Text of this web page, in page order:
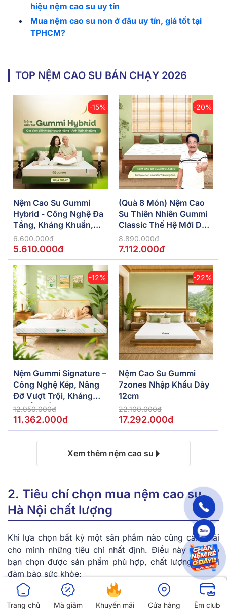
hiệu nệm cao su uy tín
Mua nệm cao su non ở đâu uy tín, giá tốt tại
TPHCM?
TOP NỆM CAO SU BÁN CHẠY 2026
-15%
Nệm Cao Su Gummi
Hybrid - Công Nghệ Đa
Tầng, Kháng Khuẩn,
Siêu Thoáng Mát
6.600.000đ
5.610.000đ
-20%
(Quà 8 Món) Nệm Cao
Su Thiên Nhiên Gummi
Classic Thế Hệ Mới Dày
5/10/15cm
8.890.000đ
7.112.000đ
-12%
Nệm Gummi Signature –
Công Nghệ Kép, Nâng
Đỡ Vượt Trội, Kháng
Khuẩn Tối Đa
12.950.000đ
11.362.000đ
-22%
Nệm Cao Su Gummi
7zones Nhập Khẩu Dày
12cm
22.100.000đ
17.292.000đ
Xem thêm nệm cao su
2. Tiêu chí chọn mua nệm cao su
Hà Nội chất lượng
Khi lựa chọn bất kỳ một sản phẩm nào cũng cần phải
cho mình những tiêu chí nhất định. Điều này sẽ giúp
bạn chọn được sản phẩm phù hợp, chất lượng mà lại
đảm bảo sức khỏe:
2.1. Chọn nệm cao su thiên nhiên hay
nhân tạo?
Trang chủ Mã giảm Khuyến mãi Cửa hàng Êm club